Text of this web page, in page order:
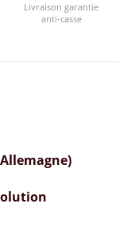
Livraison garantie
anti-casse